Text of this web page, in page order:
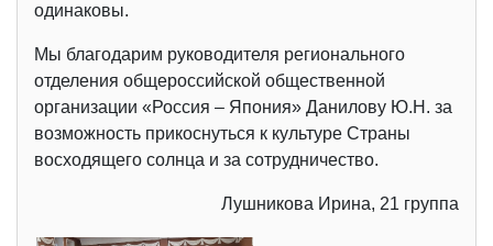
одинаковы.
Мы благодарим руководителя регионального
отделения общероссийской общественной
организации «Россия – Япония» Данилову Ю.Н. за
возможность прикоснуться к культуре Страны
восходящего солнца и за сотрудничество.
Лушникова Ирина, 21 группа